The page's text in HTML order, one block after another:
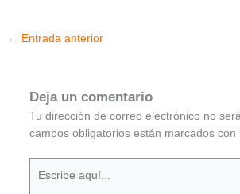
← Entrada anterior
Deja un comentario
Tu dirección de correo electrónico no
campos obligatorios están marcados con